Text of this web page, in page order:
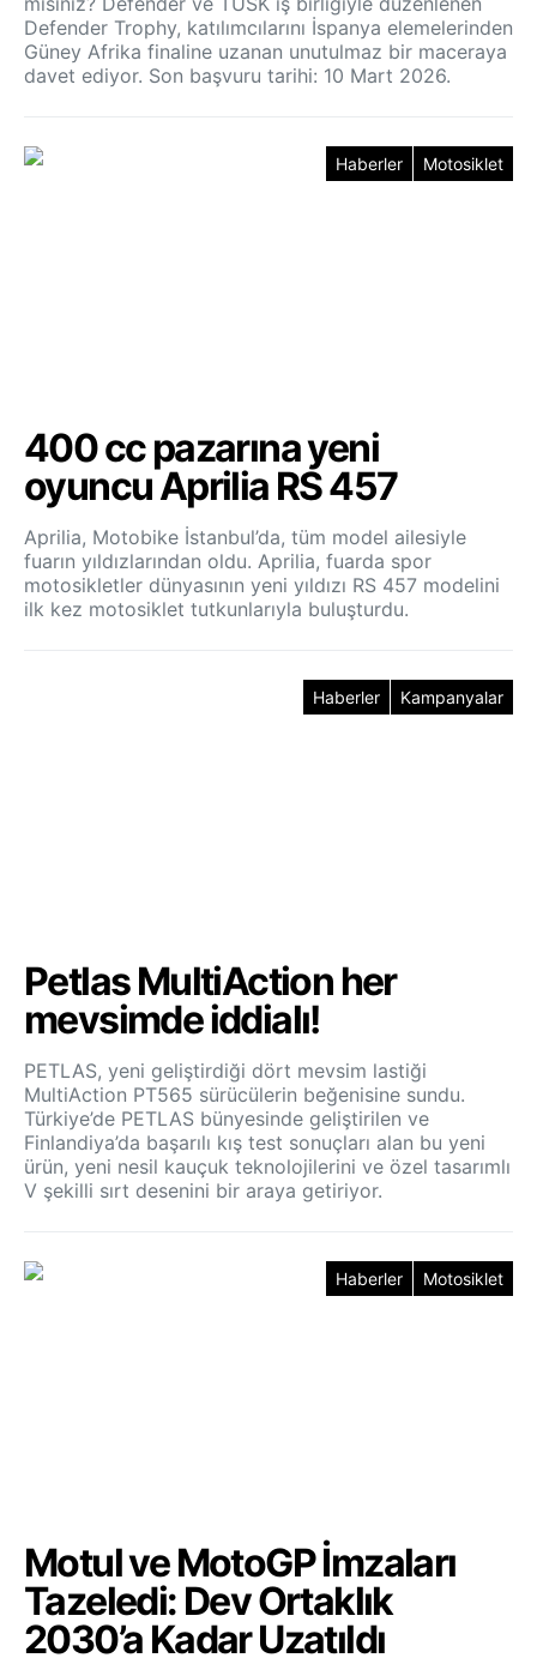
Defender Trophy, katılımcılarını İspanya elemelerinden
Güney Afrika finaline uzanan unutulmaz bir maceraya
davet ediyor. Son başvuru tarihi: 10 Mart 2026.
Haberler Motosiklet
400 cc pazarına yeni
oyuncu Aprilia RS 457
Aprilia, Motobike İstanbul’da, tüm model ailesiyle
fuarın yıldızlarından oldu. Aprilia, fuarda spor
motosikletler dünyasının yeni yıldızı RS 457 modelini
ilk kez motosiklet tutkunlarıyla buluşturdu.
Haberler Kampanyalar
Petlas MultiAction her
mevsimde iddialı!
PETLAS, yeni geliştirdiği dört mevsim lastiği
MultiAction PT565 sürücülerin beğenisine sundu.
Türkiye’de PETLAS bünyesinde geliştirilen ve
Finlandiya’da başarılı kış test sonuçları alan bu yeni
ürün, yeni nesil kauçuk teknolojilerini ve özel tasarımlı
V şekilli sırt desenini bir araya getiriyor.
Haberler Motosiklet
Motul ve MotoGP İmzaları
Tazeledi: Dev Ortaklık
2030’a Kadar Uzatıldı